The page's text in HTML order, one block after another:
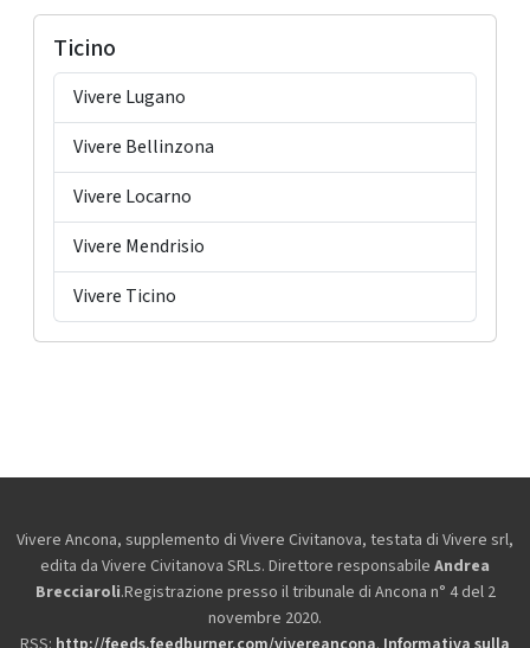
Ticino
Vivere Lugano
Vivere Bellinzona
Vivere Locarno
Vivere Mendrisio
Vivere Ticino
Vivere Ancona, supplemento di Vivere Civitanova, testata di Vivere srl,
edita da Vivere Civitanova SRLs. Direttore responsabile Andrea
Brecciaroli.Registrazione presso il tribunale di Ancona n° 4 del 2
novembre 2020.